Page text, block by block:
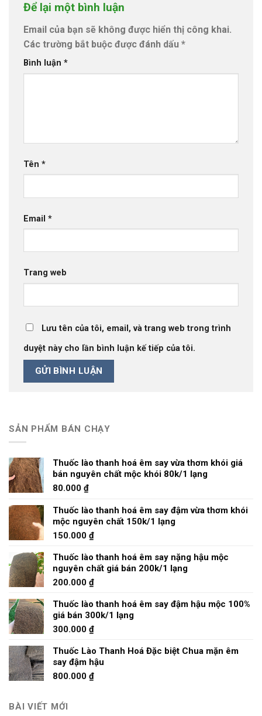
Để lại một bình luận
Email của bạn sẽ không được hiển thị công khai.
Các trường bắt buộc được đánh dấu *
Bình luận *
Tên *
Email *
Trang web
Lưu tên của tôi, email, và trang web trong trình
duyệt này cho lần bình luận kế tiếp của tôi.
SẢN PHẨM BÁN CHẠY
Thuốc lào thanh hoá êm say vừa thơm khói giá
bán nguyên chất mộc khói 80k/1 lạng
80.000 ₫
Thuốc lào thanh hoá êm say đậm vừa thơm khói
mộc nguyên chất 150k/1 lạng
150.000 ₫
Thuốc lào thanh hoá êm say nặng hậu mộc
nguyên chất giá bán 200k/1 lạng
200.000 ₫
Thuốc lào thanh hoá êm say đậm hậu mộc 100%
giá bán 300k/1 lạng
300.000 ₫
Thuốc Lào Thanh Hoá Đặc biệt Chua mặn êm
say đậm hậu
800.000 ₫
BÀI VIẾT MỚI